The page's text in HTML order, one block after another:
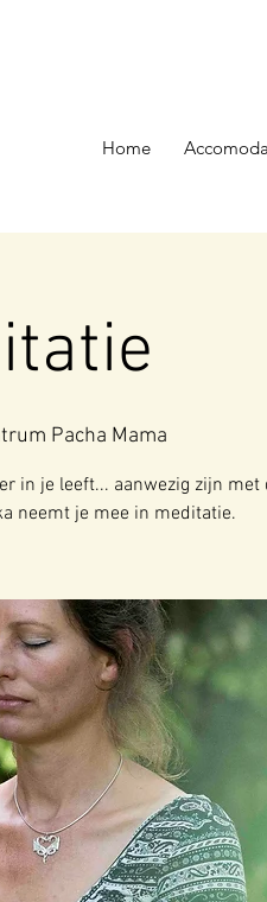
Home
Pacha Mama
in je leeft... aanwezig zijn met
neemt je mee in meditatie.